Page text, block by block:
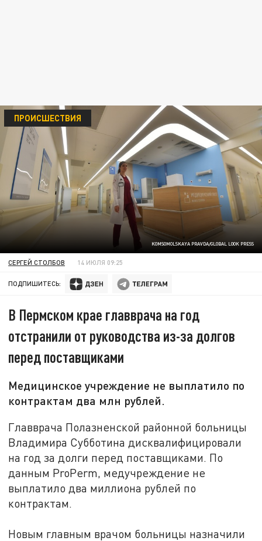
KOMSOMOLSKAYA PRAVDA/GLOBAL LOOK PRESS
ПРОИСШЕСТВИЯ
СЕРГЕЙ СТОЛБОВ 14 ИЮЛЯ 09:25
ПОДПИШИТЕСЬ:
В Пермском крае главврача на год
отстранили от руководства из-за долгов
перед поставщиками
Медицинское учреждение не выплатило по
контрактам два млн рублей.
Главврача Полазненской районной больницы
Владимира Субботина дисквалифицировали
на год за долги перед поставщиками. По
данным ProPerm, медучреждение не
выплатило два миллиона рублей по
контрактам.
Новым главным врачом больницы назначили